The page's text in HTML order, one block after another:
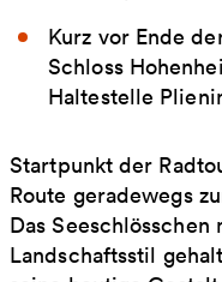
Kurz vor Ende
Schloss
Haltestelle
Startpunkt der
Route geradewegs
Das
Landschaftsstil